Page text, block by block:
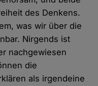
des Denkens.
was wir über die
Nirgends ist
nachgewiesen
die
als irgendeine